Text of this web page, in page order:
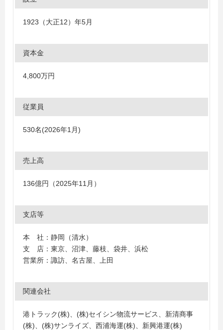
1923（大正12）年5月
資本金
4,800万円
従業員
530名(2026年1月)
売上高
136億円（2025年11月）
支店等
本 社：静岡（清水）
支 店：東京、沼津、藤枝、袋井、浜松
営業所：諏訪、名古屋、上田
関連会社
港トラック(株)、(株)セイシン物流サービス、新清商事
(株)、(株)サンライズ、西浦海運(株)、新興港運(株)